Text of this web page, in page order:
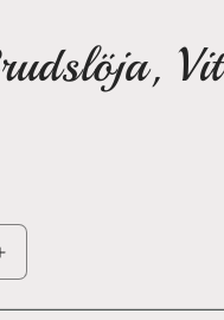
Vit